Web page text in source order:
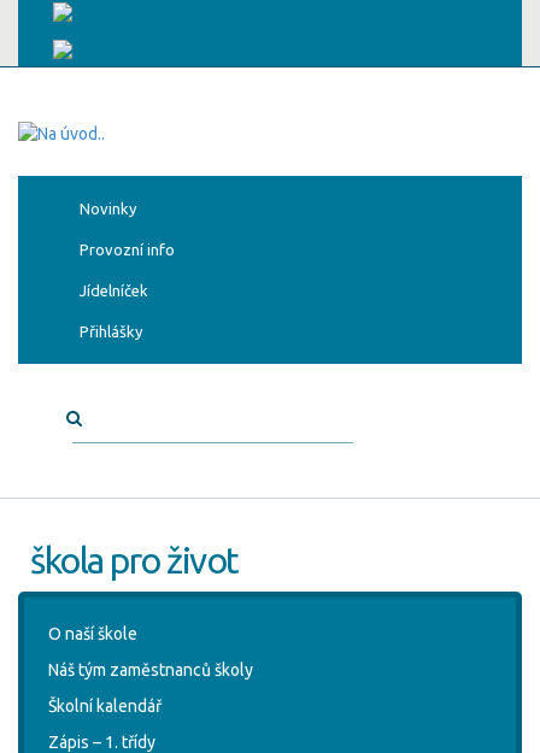
Novinky
Provozní info
Jídelníček
Přihlášky
škola pro život
O naší škole
Náš tým zaměstnanců školy
Školní kalendář
Zápis – 1. třídy